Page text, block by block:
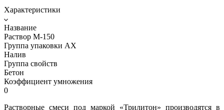
Характеристики
Название
Раствор М-150
Группа упаковки AX
Налив
Группа свойств
Бетон
Коэффициент умножения
0
Растворные смеси под маркой «Трилитон» производятся в